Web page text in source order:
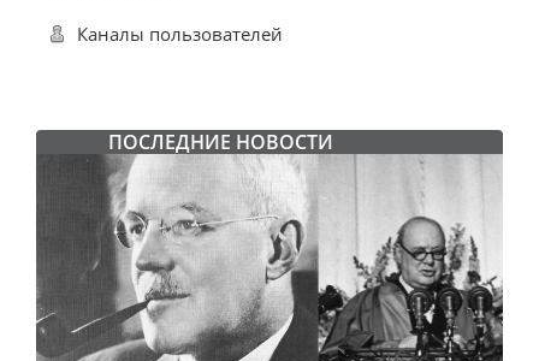
Каналы пользователей
ПОСЛЕДНИЕ НОВОСТИ